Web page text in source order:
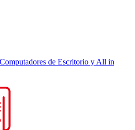
Computadores de Escritorio y All in